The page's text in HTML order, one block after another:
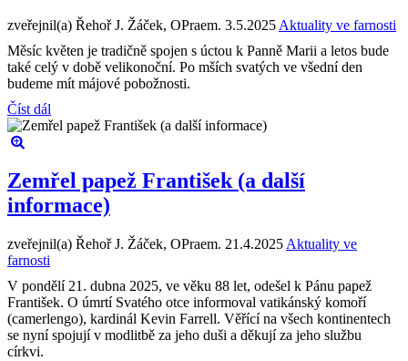
zveřejnil(a) Řehoř J. Žáček, OPraem. 3.5.2025 Aktuality ve farnosti
Měsíc květen je tradičně spojen s úctou k Panně Marii a letos bude
také celý v době velikonoční. Po mších svatých ve všední den
budeme mít májové pobožnosti.
Číst dál
Zemřel papež František (a další
informace)
zveřejnil(a) Řehoř J. Žáček, OPraem. 21.4.2025 Aktuality ve
farnosti
V pondělí 21. dubna 2025, ve věku 88 let, odešel k Pánu papež
František. O úmrtí Svatého otce informoval vatikánský komoří
(camerlengo), kardinál Kevin Farrell. Věřící na všech kontinentech
se nyní spojují v modlitbě za jeho duši a děkují za jeho službu
církvi.